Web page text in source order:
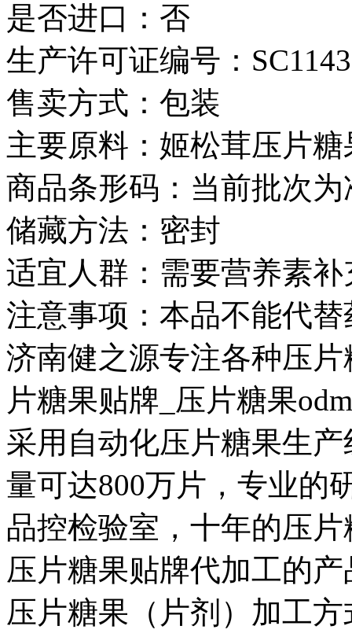
是否进口：否
生产许可证编号：
售卖方式：包装
主要原料：姬松茸压片糖
商品条形码：当前批次为
储藏方法：密封
适宜人群：需要营养素
注意事项：本品不能代替
济南健之源专注各种压
片糖果贴牌_压片糖果
采用自动化压片糖果生
量可达800万片，专业的
品控检验室，十年的压
压片糖果贴牌代加工的
压片糖果（片剂）加工方